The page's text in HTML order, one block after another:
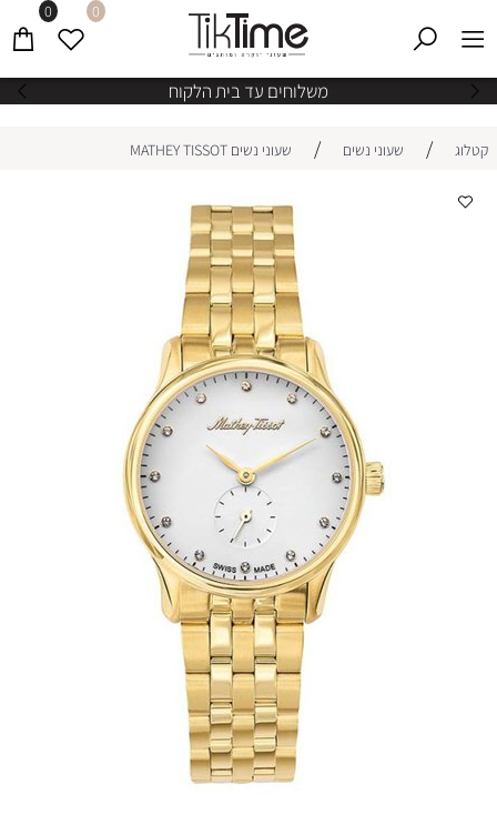
משלוחים עד בית הלקוח
0 0
קטלוג / שעוני נשים / שעוני נשים MATHEY TISSOT